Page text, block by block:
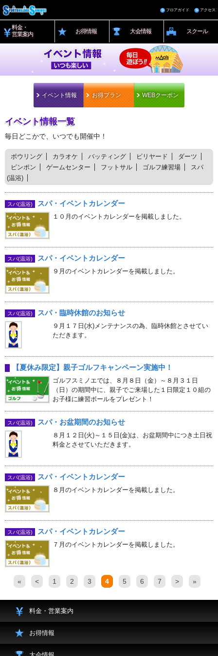
フロアガイド アクセス
料金・
営業案内
お得情報 大会情報 スクール
イベント情報 お得プラン WEBクーポン
イベント情報一覧
毎日どこかで、いつでも開催中！
ボウリング カラオケ バッティング ビリヤード
ダーツ
ピンポン
ゲームセンター フットサル ゴルフ練習場
スパ
(温浴)
スパ(温浴) スパ・イベントカレンダー
１０月のイベントカレンダーを掲載しました。
スパ(温浴) スパ・イベントカレンダー
９月のイベントカレンダーを掲載しました。
スパ(温浴) スパ・臨時休館のお知らせ
９月１７日(水)メンテナンスの為、臨時休館とさせてい
ただきます。
【夏休み限定】親子ゴルフキャンペーン実施中！
ゴルフスミノエでは、８月８日（金）～８月３１日
（日）の期間中に、親子でご来場した１日限定１０組の
お子様に練習ボールをプレゼント！
スパ(温浴) スパ・お盆期間のお知らせ
８月１２日(火)～１５日(金)は、お盆期間中につき土日祝
料金とさせていただきます。
スパ(温浴) スパ・イベントカレンダー
８月のイベントカレンダーを掲載しました。
スパ(温浴) スパ・イベントカレンダー
７月のイベントカレンダーを掲載しました。
« < 1 2 3 4 5 6 7 > »
料金・営業案内
お得情報